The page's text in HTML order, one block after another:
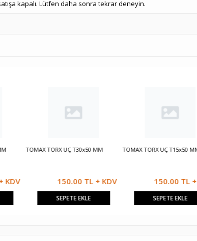
kapalı. Lütfen daha sonra tekrar deneyin.
TOMAX TORX UÇ T30x50 MM
150.00 TL + KDV
SEPETE EKLE
TOMAX TORX UÇ T15x50 MM
150.00 TL + KDV
SEPETE EKLE